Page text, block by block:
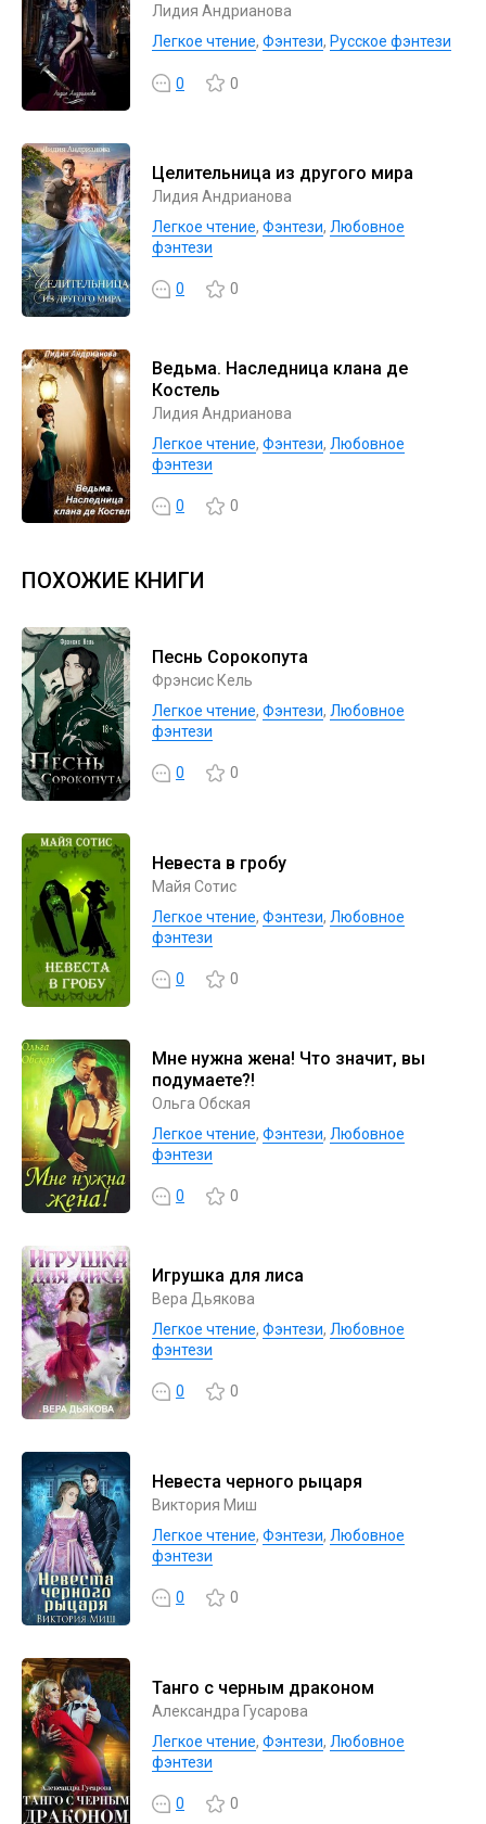
Лидия Андрианова
Легкое чтение, Фэнтези, Русское фэнтези
0 0
Целительница из другого мира
Лидия Андрианова
Легкое чтение, Фэнтези, Любовное
фэнтези
0 0
Ведьма. Наследница клана де
Костель
Лидия Андрианова
Легкое чтение, Фэнтези, Любовное
фэнтези
0 0
ПОХОЖИЕ КНИГИ
Песнь Сорокопута
Фрэнсис Кель
Легкое чтение, Фэнтези, Любовное
фэнтези
0 0
Невеста в гробу
Майя Сотис
Легкое чтение, Фэнтези, Любовное
фэнтези
0 0
Мне нужна жена! Что значит, вы
подумаете?!
Ольга Обская
Легкое чтение, Фэнтези, Любовное
фэнтези
0 0
Игрушка для лиса
Вера Дьякова
Легкое чтение, Фэнтези, Любовное
фэнтези
0 0
Невеста черного рыцаря
Виктория Миш
Легкое чтение, Фэнтези, Любовное
фэнтези
0 0
Танго с черным драконом
Александра Гусарова
Легкое чтение, Фэнтези, Любовное
фэнтези
0 0